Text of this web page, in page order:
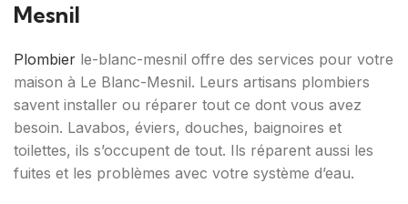
Mesnil
Plombier le-blanc-mesnil offre des services pour votre
maison à Le Blanc-Mesnil. Leurs artisans plombiers
savent installer ou réparer tout ce dont vous avez
besoin. Lavabos, éviers, douches, baignoires et
toilettes, ils s’occupent de tout. Ils réparent aussi les
fuites et les problèmes avec votre système d’eau.